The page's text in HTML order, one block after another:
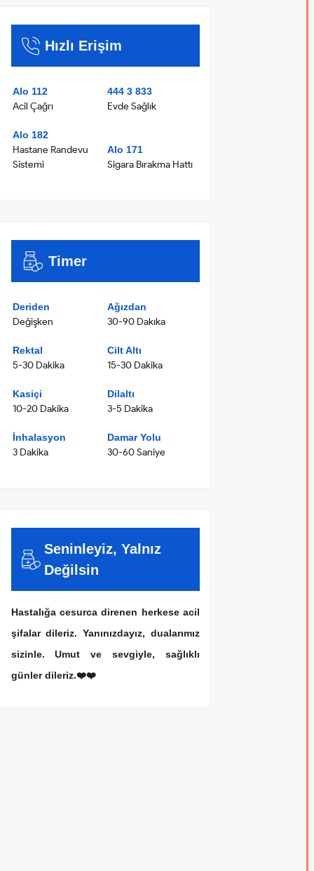
Hızlı Erişim
Alo 112
Acil Çağrı
444 3 833
Evde Sağlık
Alo 182
Hastane Randevu
Sistemi
Alo 171
Sigara Bırakma Hattı
Timer
Deriden
Değişken
Ağızdan
30-90 Dakıka
Rektal
5-30 Dakika
Cilt Altı
15-30 Dakika
Kasiçi
10-20 Dakika
Dilaltı
3-5 Dakika
İnhalasyon
3 Dakika
Damar Yolu
30-60 Saniye
Seninleyiz, Yalnız
Değilsin
Hastalığa cesurca direnen herkese acil
şifalar dileriz. Yanınızdayız, dualarımız
sizinle. Umut ve sevgiyle, sağlıklı
günler dileriz.❤️❤️